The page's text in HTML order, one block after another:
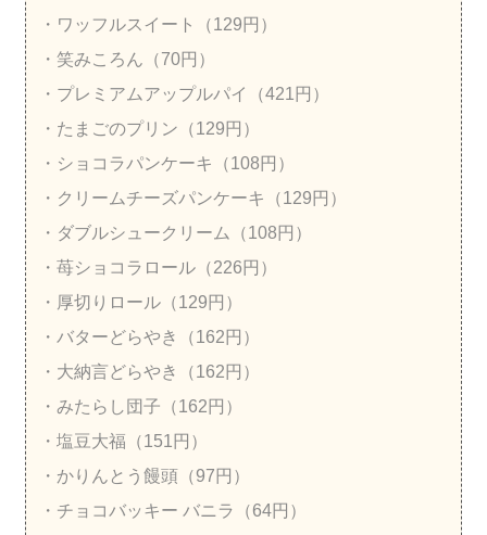
・ワッフルスイート（129円）
・笑みころん（70円）
・プレミアムアップルパイ（421円）
・たまごのプリン（129円）
・ショコラパンケーキ（108円）
・クリームチーズパンケーキ（129円）
・ダブルシュークリーム（108円）
・苺ショコラロール（226円）
・厚切りロール（129円）
・バターどらやき（162円）
・大納言どらやき（162円）
・みたらし団子（162円）
・塩豆大福（151円）
・かりんとう饅頭（97円）
・チョコバッキー バニラ（64円）